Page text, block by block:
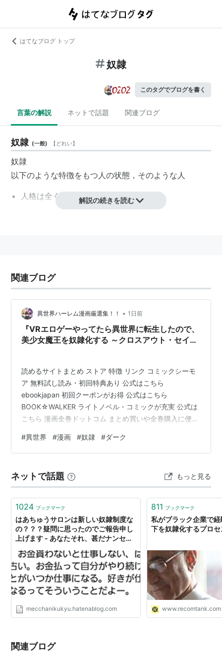
はてなブログ トップ
奴隷
このタグでブログを書く
言葉の解説 ネットで話題 関連ブログ
奴隷 (一般) 【どれい】
奴隷
以下のような特徴をもつ人の状態，そのような人
人格は全く否定され自由を奪われる
家畜や物(財)と同じく所有，譲渡，売買される
奴隷の存在が正当化される差別構造を
務」を平民、「一般教養担当」を奴隷と俗称する。しか
し近年では、非常勤講師のまま生涯を終える学者が増え
ており、これを奴隷と称することが多い。
解説の続きを読む
関連ブログ
異世界ハーレム漫画厳選集！！ • 1日前
『VRエロゲーやってたら異世界に転生したので、
美少女魔王を奴隷化する ～クロスアウト・セイバ
読めるサイトまとめ ストア 特徴 リンク コミックシーモ
ア 無料試し読み・初回特典あり 公式はこちら
ebookjapan 初回クーポンがお得 公式はこちら
BOOK☆WALKER ライトノベル・コミックが充実 公式は
こちら 漫画全巻ドットコム まとめ買いや全巻購入に便利
公が最強クラスの作品が好き！」「ちょっと刺激のある
ダークファンタジーを読みたい！」そんな人におすすめ
美少女魔王を奴隷化する ～クロスアウト・セイバー～』
です。 異世界転生にバトルや駆け引き、魅力的なヒロイ
ンとの物語が組み…
#異世界 #漫画 #奴隷 #ダーク
ネットで話題 もっと見る
1024 ブックマーク
はあちゅうサロンは新しい奴隷制度な
の？？？疑問に思ったのでご報告申し
上げます - あなたそれ、甚だナンセン
mecchanikukyu.hatenablog.com
811 ブックマーク
私がブラック企業で
下を奴隷化するプロ
www.recomtank.com
関連ブログ